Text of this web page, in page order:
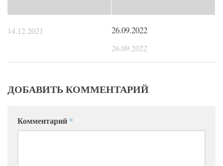
14.12.2021 26.09.2022
26.09.2022
ДОБАВИТЬ КОММЕНТАРИЙ
Комментарий *